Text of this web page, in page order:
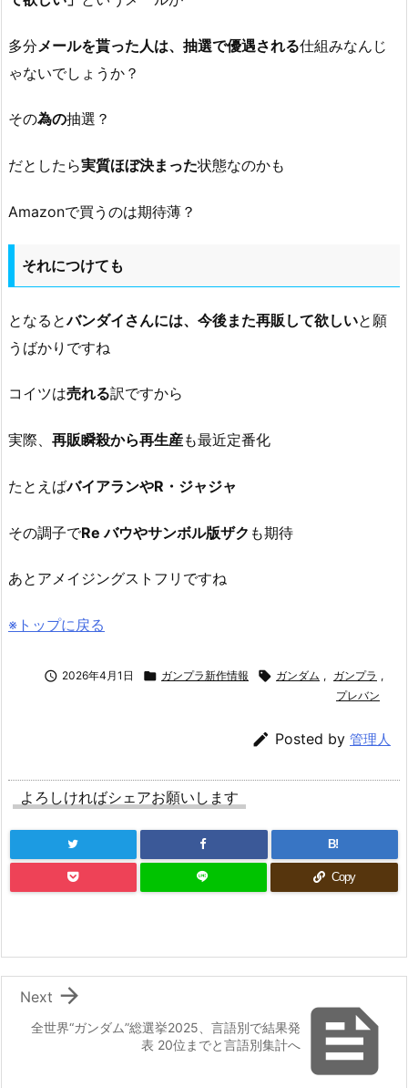
多分 メールを貰った人は、抽選で優遇される仕組みなんじ
ゃないでしょうか？
その為の抽選？
だとしたら実質ほぼ決まった状態なのかも
Amazonで買うのは期待薄？
それにつけても
となるとバンダイさんには、今後また再販して欲しいと願
うばかりですね
コイツは売れる訳ですから
実際、 再販瞬殺から再生産も最近定番化
たとえばバイアランやR・ジャジャ
その調子でRe バウやサンボル版ザク も期待
あとアメイジングストフリですね
※トップに戻る
 2026年4月1日  ガンプラ新作情報  ガンダム , ガンプラ ,
プレバン
 Posted by 管理人
よろしければシェアお願いします
B!
Copy

全世界“ガンダム”総選挙2025、言語別で結果発
表 20位までと言語別集計へ

Next